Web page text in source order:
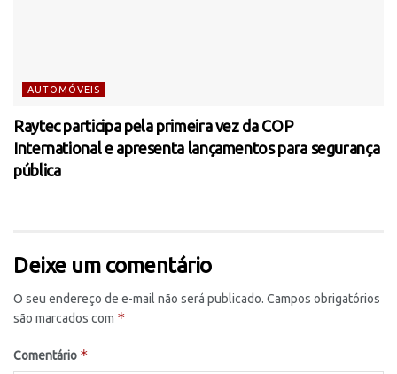
AUTOMÓVEIS
Raytec participa pela primeira vez da COP
International e apresenta lançamentos para segurança
pública
Deixe um comentário
O seu endereço de e-mail não será publicado. Campos obrigatórios
são marcados com *
Comentário *